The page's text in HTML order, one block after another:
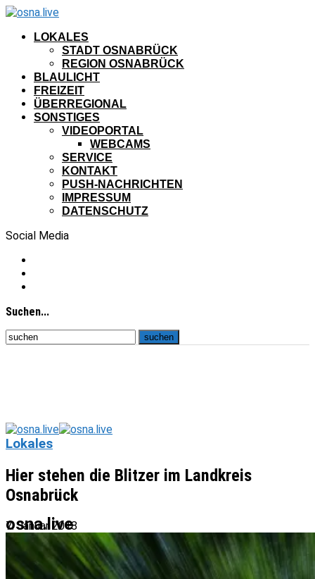
LOKALES
STADT OSNABRÜCK
REGION OSNABRÜCK
BLAULICHT
FREIZEIT
ÜBERREGIONAL
SONSTIGES
VIDEOPORTAL
WEBCAMS
SERVICE
KONTAKT
PUSH-NACHRICHTEN
IMPRESSUM
DATENSCHUTZ
Social Media
Suchen...
osna.live
Lokales
Hier stehen die Blitzer im Landkreis
Osnabrück
7. Januar 2018